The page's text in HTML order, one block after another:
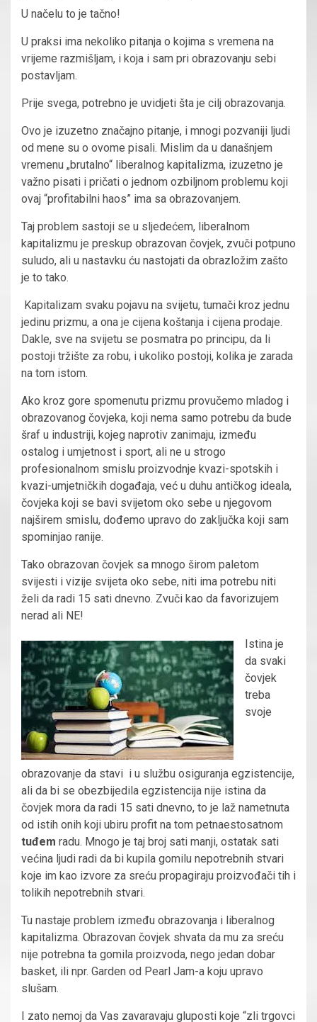
U načelu to je tačno!
U praksi ima nekoliko pitanja o kojima s vremena na
vrijeme razmišljam, i koja i sam pri obrazovanju sebi
postavljam.
Prije svega, potrebno je uvidjeti šta je cilj obrazovanja.
Ovo je izuzetno značajno pitanje, i mnogi pozvaniji ljudi
od mene su o ovome pisali. Mislim da u današnjem
vremenu „brutalno“ liberalnog kapitalizma, izuzetno je
važno pisati i pričati o jednom ozbiljnom problemu koji
ovaj “profitabilni haos” ima sa obrazovanjem.
Taj problem sastoji se u sljedećem, liberalnom
kapitalizmu je preskup obrazovan čovjek, zvuči potpuno
suludo, ali u nastavku ću nastojati da obrazložim zašto
je to tako.
Kapitalizam svaku pojavu na svijetu, tumači kroz jednu
jedinu prizmu, a ona je cijena koštanja i cijena prodaje.
Dakle, sve na svijetu se posmatra po principu, da li
postoji tržište za robu, i ukoliko postoji, kolika je zarada
na tom istom.
Ako kroz gore spomenutu prizmu provučemo mladog i
obrazovanog čovjeka, koji nema samo potrebu da bude
šraf u industriji, kojeg naprotiv zanimaju, između
ostalog i umjetnost i sport, ali ne u strogo
profesionalnom smislu proizvodnje kvazi-spotskih i
kvazi-umjetničkih događaja, već u duhu antičkog ideala,
čovjeka koji se bavi svijetom oko sebe u njegovom
najširem smislu, dođemo upravo do zaključka koji sam
spominjao ranije.
Tako obrazovan čovjek sa mnogo širom paletom
svijesti i vizije svijeta oko sebe, niti ima potrebu niti
želi da radi 15 sati dnevno. Zvuči kao da favorizujem
nerad ali NE!
Istina je
da svaki
čovjek
treba
svoje
obrazovanje da stavi i u službu osiguranja egzistencije,
ali da bi se obezbijedila egzistencija nije istina da
čovjek mora da radi 15 sati dnevno, to je laž nametnuta
od istih onih koji ubiru profit na tom petnaestosatnom
tuđem radu. Mnogo je taj broj sati manji, ostatak sati
većina ljudi radi da bi kupila gomilu nepotrebnih stvari
koje im kao izvore za sreću propagiraju proizvođači tih i
tolikih nepotrebnih stvari.
Tu nastaje problem između obrazovanja i liberalnog
kapitalizma. Obrazovan čovjek shvata da mu za sreću
nije potrebna ta gomila proizvoda, nego jedan dobar
basket, ili npr. Garden od Pearl Jam-a koju upravo
slušam.
I zato nemoj da Vas zavaravaju gluposti koje “zli trgovci